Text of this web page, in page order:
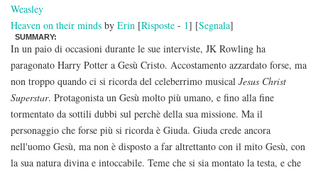
Weasley
Heaven on their minds by Erin [Risposte - 1] [Segnala]
SUMMARY:
In un paio di occasioni durante le sue interviste, JK Rowling ha
paragonato Harry Potter a Gesù Cristo. Accostamento azzardato forse, ma
non troppo quando ci si ricorda del celeberrimo musical Jesus Christ
Superstar. Protagonista un Gesù molto più umano, e fino alla fine
tormentato da sottili dubbi sul perchè della sua missione. Ma il
personaggio che forse più si ricorda è Giuda. Giuda crede ancora
nell'uomo Gesù, ma non è disposto a far altrettanto con il mito Gesù, con
la sua natura divina e intoccabile. Teme che si sia montato la testa, e che